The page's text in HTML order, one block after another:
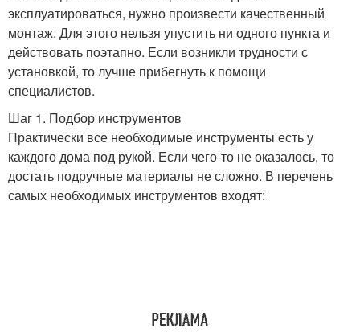
эксплуатироваться, нужно произвести качественный
монтаж. Для этого нельзя упустить ни одного пункта и
действовать поэтапно. Если возникли трудности с
установкой, то лучше прибегнуть к помощи
специалистов.
Шаг 1. Подбор инструментов
Практически все необходимые инструменты есть у
каждого дома под рукой. Если чего-то не оказалось, то
достать подручные материалы не сложно. В перечень
самых необходимых инструментов входят: